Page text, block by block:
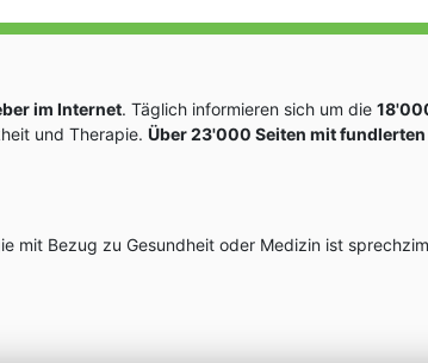
im Internet. Täglich informieren sich um die
und Therapie. Über 23'000 Seiten mit
mit Bezug zu Gesundheit oder Medizin ist